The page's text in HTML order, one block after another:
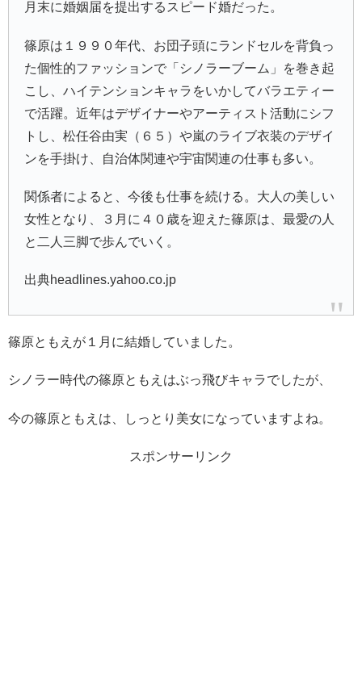
月末に婚姻届を提出するスピード婚だった。
篠原は１９９０年代、お団子頭にランドセルを背負っ
た個性的ファッションで「シノラーブーム」を巻き起
こし、ハイテンションキャラをいかしてバラエティー
で活躍。近年はデザイナーやアーティスト活動にシフ
トし、松任谷由実 （６５）や嵐のライブ衣装のデザイ
ンを手掛け、自治体関連や宇宙関連の仕事も多い。
関係者によると、今後も仕事を続ける。大人の美しい
女性となり、３月に４０歳を迎えた篠原は、最愛の人
と二人三脚で歩んでいく。
出典headlines.yahoo.co.jp
篠原ともえが１月に結婚していました。
シノラー時代の篠原ともえはぶっ飛びキャラでしたが、
今の篠原ともえは、しっとり美女になっていますよね。
スポンサーリンク